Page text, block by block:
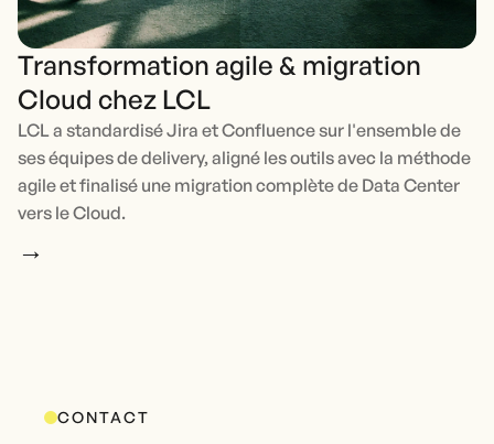
Transformation agile & migration
Cloud chez LCL
LCL a standardisé Jira et Confluence sur l'ensemble de
ses équipes de delivery, aligné les outils avec la méthode
agile et finalisé une migration complète de Data Center
vers le Cloud.
→
CONTACT